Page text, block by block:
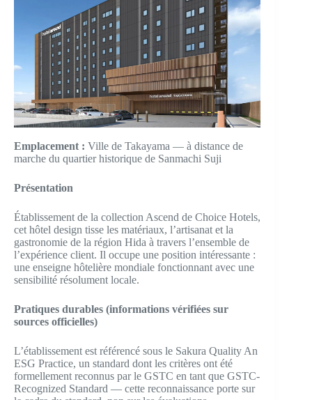
Emplacement : Ville de Takayama — à distance de
marche du quartier historique de Sanmachi Suji
Présentation
Établissement de la collection Ascend de Choice Hotels,
cet hôtel design tisse les matériaux, l’artisanat et la
gastronomie de la région Hida à travers l’ensemble de
l’expérience client. Il occupe une position intéressante :
une enseigne hôtelière mondiale fonctionnant avec une
sensibilité résolument locale.
Pratiques durables (informations vérifiées sur
sources officielles)
L’établissement est référencé sous le Sakura Quality An
ESG Practice, un standard dont les critères ont été
formellement reconnus par le GSTC en tant que GSTC-
Recognized Standard — cette reconnaissance porte sur